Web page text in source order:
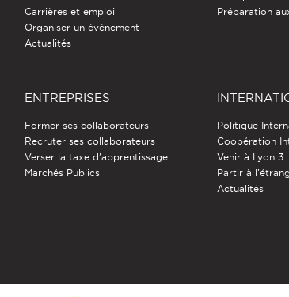
Carrières et emploi
Organiser un événement
Actualités
Préparation
ENTREPRISES
Former ses collaborateurs
Recruter ses collaborateurs
Verser la taxe d'apprentissage
Marchés Publics
Politique
Coopération
Venir à Lyon 3
Partir à
Actualités